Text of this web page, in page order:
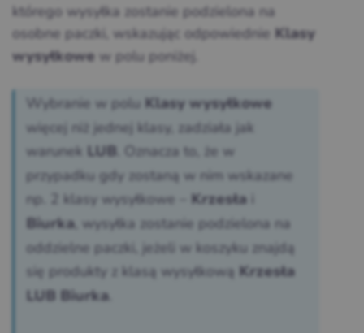
którego wysyłka zostanie podzielona na
osobne paczki, ​​wskazując odpowiednie Klasy
wysyłkowe w polu poniżej.
Wybranie w polu Klasy wysyłkowe
więcej niż jednej klasy, zadziała jak
warunek
LUB
. Oznacza to, że w
przypadku gdy zostaną w nim wskazane
np. 2 klasy wysyłkowe –
Krzesła
Biurka, wysyłka zostanie podzielona na
oddzielne paczki, jeżeli w koszyku znajdą
się produkty z klasą wysyłkową Krzesła
LUB Biurka.